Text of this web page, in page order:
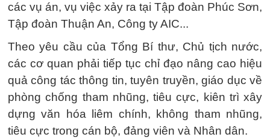
các vụ án, vụ việc xảy ra tại Tập đoàn Phúc Sơn,
Tập đoàn Thuận An, Công ty AIC...
Theo yêu cầu của Tổng Bí thư, Chủ tịch nước,
các cơ quan phải tiếp tục chỉ đạo nâng cao hiệu
quả công tác thông tin, tuyên truyền, giáo dục về
phòng chống tham nhũng, tiêu cực, kiên trì xây
dựng văn hóa liêm chính, không tham nhũng,
tiêu cực trong cán bộ, đảng viên và Nhân dân.